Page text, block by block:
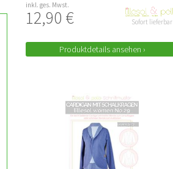
inkl. ges. Mwst.
12,90 € Sofort lieferbar
Produktdetails ansehen ›